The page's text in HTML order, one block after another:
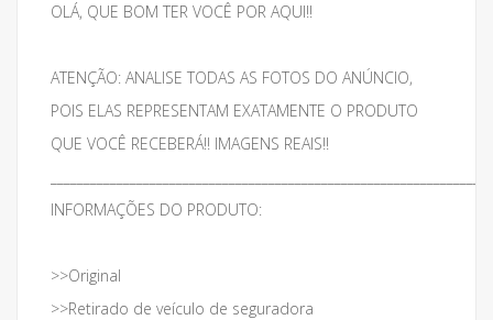
OLÁ, QUE BOM TER VOCÊ POR AQUI!!
ATENÇÃO: ANALISE TODAS AS FOTOS DO ANÚNCIO,
POIS ELAS REPRESENTAM EXATAMENTE O PRODUTO
QUE VOCÊ RECEBERÁ!! IMAGENS REAIS!!
INFORMAÇÕES DO PRODUTO:
>>Original
>>Retirado de veículo de seguradora